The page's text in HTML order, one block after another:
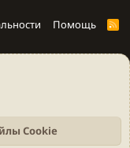
Помощь
R
Cookie